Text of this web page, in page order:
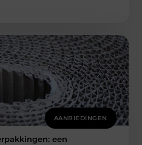
AANBIEDINGEN
een